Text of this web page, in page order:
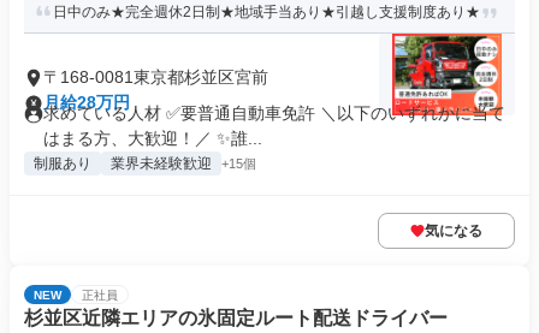
日中のみ★完全週休2日制★地域手当あり★引越し支援制度あり★
〒168-0081東京都杉並区宮前
月給28万円
求めている人材 ✅要普通自動車免許 ＼以下のいずれかに当て
はまる方、大歓迎！／ ✨誰...
制服あり 業界未経験歓迎 +15個
気になる
NEW 正社員
杉並区近隣エリアの氷固定ルート配送ドライバー